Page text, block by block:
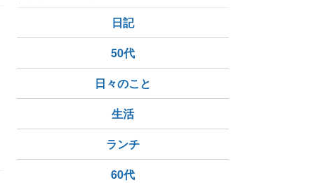
日記
50代
日々のこと
生活
ランチ
60代